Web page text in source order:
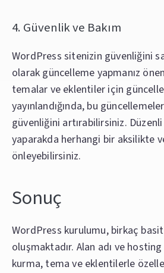
4. Güvenlik ve Bakım
WordPress sitenizin güvenliğini
olarak güncelleme yapmanız
temalar ve eklentiler için
yayınlandığında, bu
güvenliğini artırabilirsiniz.
yaparakda herhangi bir aksilikte
önleyebilirsiniz.
Sonuç
WordPress kurulumu, birkaç
oluşmaktadır. Alan adı ve hosting
kurma, tema ve eklentilerle